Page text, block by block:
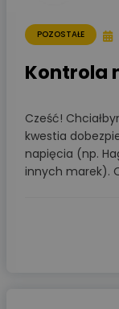
POZOSTAŁE
Kontrola
Cześć!
kwestia
napięcia (np.
innych marek).